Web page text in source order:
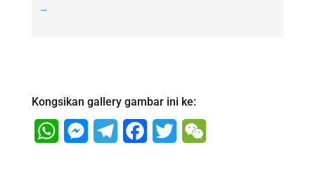
→
Kongsikan gallery gambar ini ke:
WhatsAppMessengerTelegramFacebook
Twitter